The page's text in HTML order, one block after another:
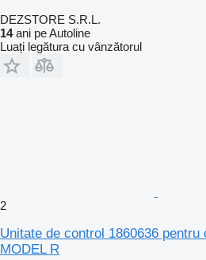
DEZSTORE S.R.L.
14ani pe Autoline
Luați legătura cu vânzătorul
2
Unitate de control 1860636
MODEL R